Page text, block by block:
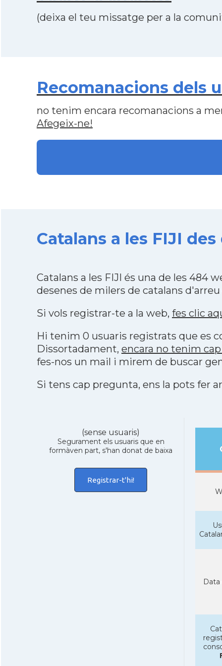
(deixa el teu missatge per a la
Recomanacions dels
no tenim encara recomanacions a
Afegeix-ne!
Catalans a les FIJI
Catalans a les FIJI és una de les 484
desenes de milers de catalans
Si vols registrar-te a la web, fes clic
Hi tenim 0 usuaris registrats que es
Dissortadament, encara no tenim
fes-nos un mail i mirem de buscar
Si tens cap pregunta, ens la pots fer
(sense usuaris)
Segurament els usuaris que en
formàven part, s'han donat de baixa
Registrar-t'hi!
Data